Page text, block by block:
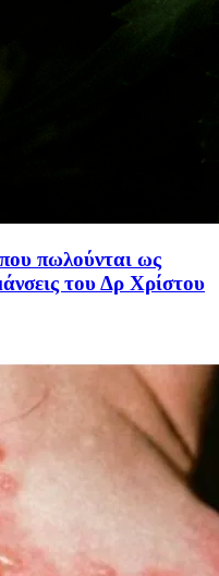
πωλούνται ως
του Δρ Χρίστου